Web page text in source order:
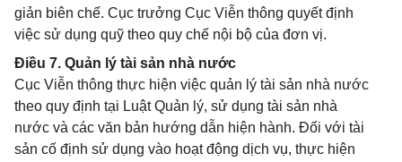
giản biên chế. Cục trưởng Cục Viễn thông quyết định
việc sử dụng quỹ theo quy chế nội bộ của đơn vị.
Điều 7. Quản lý tài sản nhà nước
Cục Viễn thông thực hiện việc quản lý tài sản nhà nước
theo quy định tại Luật Quản lý, sử dụng tài sản nhà
nước và các văn bản hướng dẫn hiện hành. Đối với tài
sản cố định sử dụng vào hoạt động dịch vụ, thực hiện